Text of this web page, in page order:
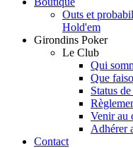
Outs et
Hold'em
Girondins Poker
Le Club
Qui
Que
Status
Venir au
Adhérer
Contact